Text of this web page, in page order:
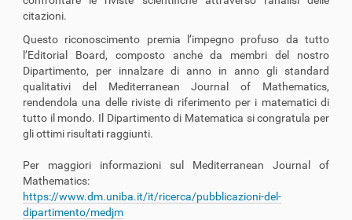
citazioni.
Questo riconoscimento premia l’impegno profuso da tutto
l’Editorial Board, composto anche da membri del nostro
Dipartimento, per innalzare di anno in anno gli standard
qualitativi del Mediterranean Journal of Mathematics,
rendendola una delle riviste di riferimento per i matematici di
tutto il mondo. Il Dipartimento di Matematica si congratula per
gli ottimi risultati raggiunti.
Per maggiori informazioni sul Mediterranean Journal of
Mathematics:
https://www.dm.uniba.it/it/ricerca/pubblicazioni-del-
dipartimento/medjm